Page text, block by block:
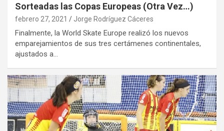
Sorteadas las Copas Europeas (Otra Vez…)
febrero 27, 2021 Jorge Rodríguez Cáceres
Finalmente, la World Skate Europe realizó los nuevos
emparejamientos de sus tres certámenes continentales,
ajustados a…